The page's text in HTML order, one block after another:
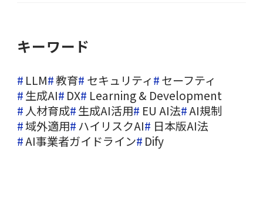
キーワード
LLM 教育 セキュリティ
セーフティ
生成AI
DX
Learning & Development
人材育成 生成AI活用 EU AI法 AI規制
域外適用 ハイリスクAI
日本版AI法
AI事業者ガイドライン
Dify